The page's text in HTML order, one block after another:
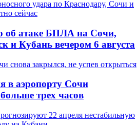
об атаке БПЛА на Сочи,
и Кубань вечером 6 августа
в аэропорту Сочи
трех часов